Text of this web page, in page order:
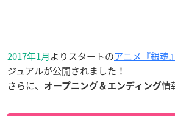
2017年1月よりスタートのアニメ『銀魂
ジュアルが公開されました！
さらに、
オープニング＆エンディング情